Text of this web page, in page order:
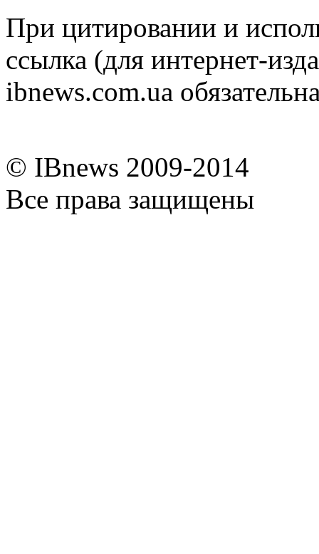
При цитировании и
ссылка (для интернет-
ibnews.com.ua
© IBnews 2009-2014
Все права защищены